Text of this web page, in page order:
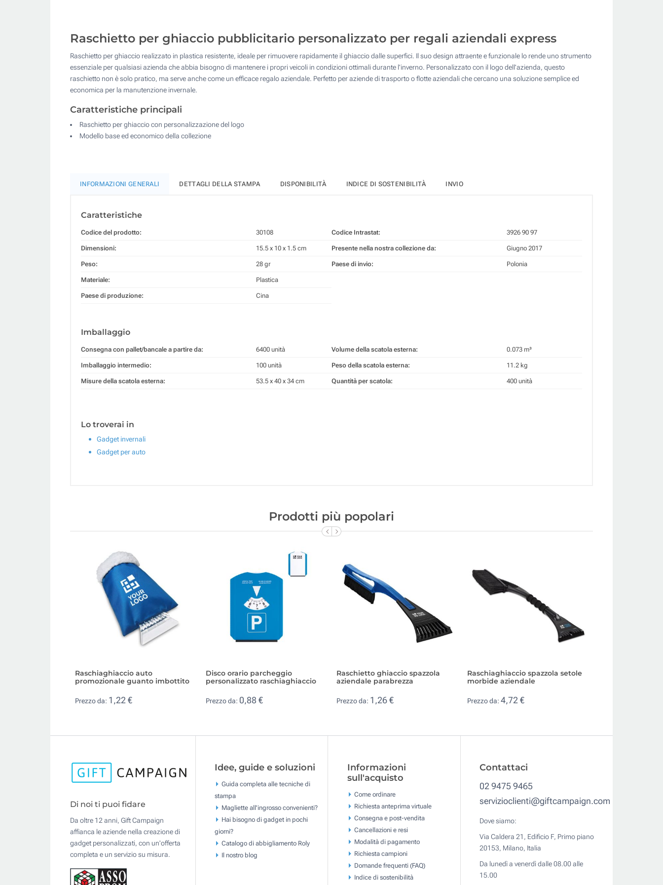
Senza stampa
1000
Quantità desiderata :
Aggiorna
Raschietto per ghiaccio pubblicitario personalizzato per regali aziendali express
Raschietto per ghiaccio realizzato in plastica resistente, ideale per rimuovere rapidamente il ghiaccio dalle superfici. Il suo design attraente e funzionale lo rende uno strumento
essenziale per qualsiasi azienda che abbia bisogno di mantenere i propri veicoli in condizioni ottimali durante l'inverno. Personalizzato con il logo dell'azienda, questo
raschietto non è solo pratico, ma serve anche come un efficace regalo aziendale. Perfetto per aziende di trasporto o flotte aziendali che cercano una soluzione semplice ed
economica per la manutenzione invernale.
Caratteristiche principali
Raschietto per ghiaccio con personalizzazione del logo
Modello base ed economico della collezione
INFORMAZIONI GENERALI DETTAGLI DELLA STAMPA DISPONIBILITÀ INDICE DI SOSTENIBILITÀ INVIO
Caratteristiche
Codice del prodotto: 30108
Dimensioni: 15.5 x 10 x 1.5 cm
Peso: 28 gr
Materiale: Plastica
Paese di produzione: Cina
Codice Intrastat: 3926 90 97
Presente nella nostra collezione da: Giugno 2017
Paese di invio: Polonia
Imballaggio
Consegna con pallet/bancale a partire da: 6400 unità
Imballaggio intermedio: 100 unità
Misure della scatola esterna: 53.5 x 40 x 34 cm
Volume della scatola esterna: 0.073 m³
Peso della scatola esterna: 11.2 kg
Quantità per scatola: 400 unità
Lo troverai in
Gadget invernali
Gadget per auto
Prodotti più popolari
Raschiaghiaccio auto
promozionale guanto imbottito
Prezzo da: 1,22 €
Disco orario parcheggio
personalizzato raschiaghiaccio
Prezzo da: 0,88 €
Raschietto ghiaccio spazzola
aziendale parabrezza
Prezzo da: 1,26 €
Raschiaghiaccio spazzola setole
morbide aziendale
Prezzo da: 4,72 €
Di noi ti puoi fidare
Da oltre 12 anni, Gift Campaign
affianca le aziende nella creazione di
gadget personalizzati, con un'offerta
completa e un servizio su misura.
Idee, guide e soluzioni
Guida completa alle tecniche di
stampa
Magliette all'ingrosso convenienti?
Hai bisogno di gadget in pochi
giorni?
Catalogo di abbigliamento Roly
Il nostro blog
Informazioni
sull'acquisto
Come ordinare
Richiesta anteprima virtuale
Consegna e post-vendita
Cancellazioni e resi
Modalità di pagamento
Richiesta campioni
Domande frequenti (FAQ)
Indice di sostenibilità
Contattaci
02 9475 9465
servizioclienti@giftcampaign.com
Dove siamo:
Via Caldera 21, Edificio F, Primo piano
20153, Milano, Italia
Da lunedì a venerdì dalle 08.00 alle
15.00